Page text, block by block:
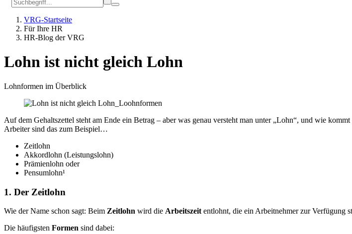
VRG-Startseite
Für Ihre HR
HR-Blog der VRG
Lohn ist nicht gleich Lohn
Lohnformen im Überblick
Auf dem Gehaltszettel steht am Ende ein Betrag – aber was genau versteht man unter „Lohn“, und wie
Arbeiter sind das zum Beispiel…
Zeitlohn
Akkordlohn (Leistungslohn)
Prämienlohn oder
Pensumlohn¹
1. Der Zeitlohn
Wie der Name schon sagt: Beim Zeitlohn wird die Arbeitszeit entlohnt, die ein Arbeitnehmer zur Verfügung
Die häufigsten Formen sind dabei: